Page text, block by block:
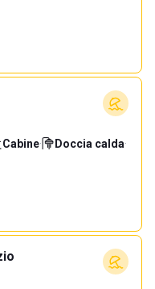
Cabine· Doccia calda·